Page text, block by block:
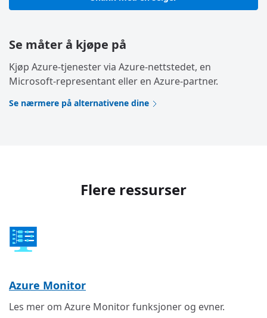
Se måter å kjøpe på
Kjøp Azure-tjenester via Azure-nettstedet, en
Microsoft-representant eller en Azure-partner.
Se nærmere på alternativene dine
Flere ressurser
Azure Monitor
Les mer om Azure Monitor funksjoner og evner.